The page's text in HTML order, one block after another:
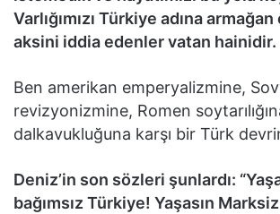
Varlığımızı Türkiye adına
aksini iddia edenler vatan hainidir.
Ben amerikan emperyalizmine,
revizyonizmine, Romen
dalkavukluğuna karşı bir Türk
Deniz’in son sözleri şunlardı:
bağımsız Türkiye! Yaşasın